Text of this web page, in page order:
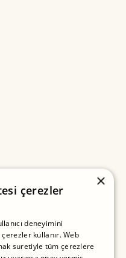
×
çerezler
deneyimini
kullanır. Web
suretiyle tüm çerezlere